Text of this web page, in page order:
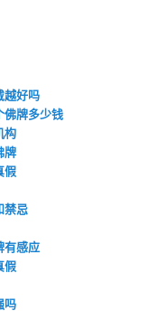
越好吗
佛牌多少钱
构
牌
假
禁忌
有感应
假
吗